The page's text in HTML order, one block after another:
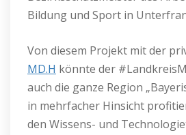
Bildung und Sport in
Von diesem Projekt mit der
MD.H könnte der
auch die ganze Region
in mehrfacher Hinsicht
den Wissens- und